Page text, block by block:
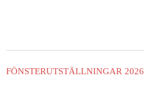
FÖNSTERUTSTÄLLNINGAR 2026